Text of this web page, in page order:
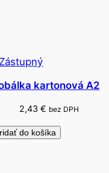
kartonová A2
2,43 € bez DPH
do košíka